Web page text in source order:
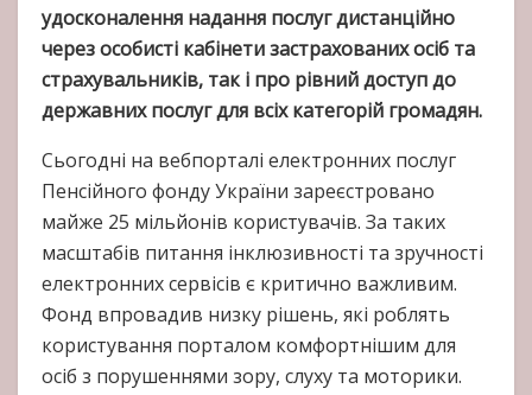
удосконалення надання послуг дистанційно
через особисті кабінети застрахованих осіб та
страхувальників, так і про рівний доступ до
державних послуг для всіх категорій громадян.
Сьогодні на вебпорталі електронних послуг
Пенсійного фонду України зареєстровано
майже 25 мільйонів користувачів. За таких
масштабів питання інклюзивності та зручності
електронних сервісів є критично важливим.
Фонд впровадив низку рішень, які роблять
користування порталом комфортнішим для
осіб з порушеннями зору, слуху та моторики.